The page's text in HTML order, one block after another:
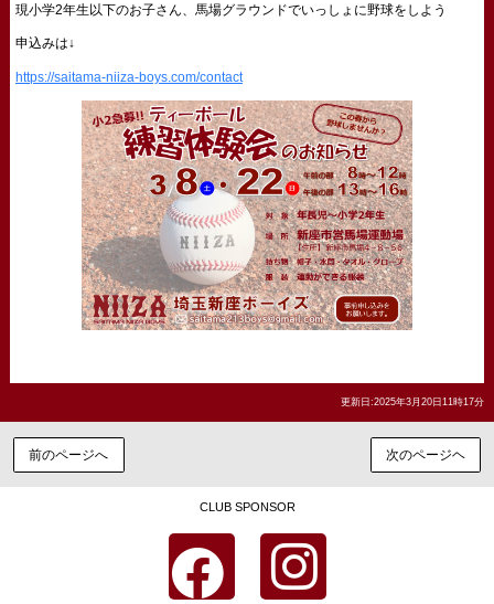
現小学2年生以下のお子さん、馬場グラウンドでいっしょに野球をしよう
申込みは↓
https://saitama-niiza-boys.com/contact
更新日:2025年3月20日11時17分
前のページへ 次のページヘ
CLUB SPONSOR